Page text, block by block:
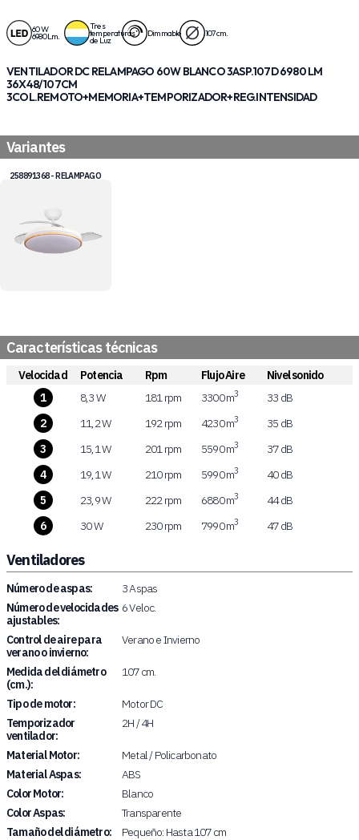
60 W
6980 Lm.
Tres
temperaturas
de Luz
Dimmable 107 cm.
VENTILADOR DC RELAMPAGO 60W BLANCO 3ASP.107D 6980 LM
36X48/107CM
3COL.REMOTO+MEMORIA+TEMPORIZADOR+REG.INTENSIDAD
Variantes
258891368 - RELAMPAGO
Características técnicas
Velocidad Potencia Rpm Flujo Aire
Nivel sonido
1
8,3 W 181 rpm 3300 m3
33 dB
2
11,2 W 192 rpm 4230 m3
35 dB
3
15,1 W 201 rpm 5590 m3
37 dB
4
19,1 W 210 rpm 5990 m3
40 dB
5
23,9 W 222 rpm 6880 m3
44 dB
6
30 W 230 rpm 7990 m3 47 dB
Ventiladores
Número de aspas:
3 Aspas
Número de velocidades
ajustables:
6 Veloc.
Control de aire para
verano o invierno:
Verano e Invierno
Medida del diámetro
(cm.):
107 cm.
Tipo de motor:
Motor DC
Temporizador
ventilador:
2H / 4H
Material Motor:
Metal / Policarbonato
Material Aspas:
ABS
Color Motor:
Blanco
Color Aspas:
Transparente
Tamaño del diámetro:
Pequeño: Hasta 107 cm